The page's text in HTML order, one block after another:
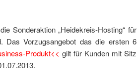
Sonderaktion „Heidekreis-Hosting“ für
Das Vorzugsangebot das die ersten 6
Produkt<< gilt für Kunden mit Sitz